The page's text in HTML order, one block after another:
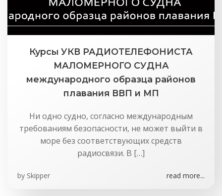
Курсы УКВ РАДИОТЕЛЕФОНИСТА
МАЛОМЕРНОГО СУДНА
международного образца районов
плавания ВВП и МП
Ни одно судно, согласно международным
требованиям безопасности, не может выйти в
море без соответствующих средств
радиосвязи. В […]
by Skipper read more...